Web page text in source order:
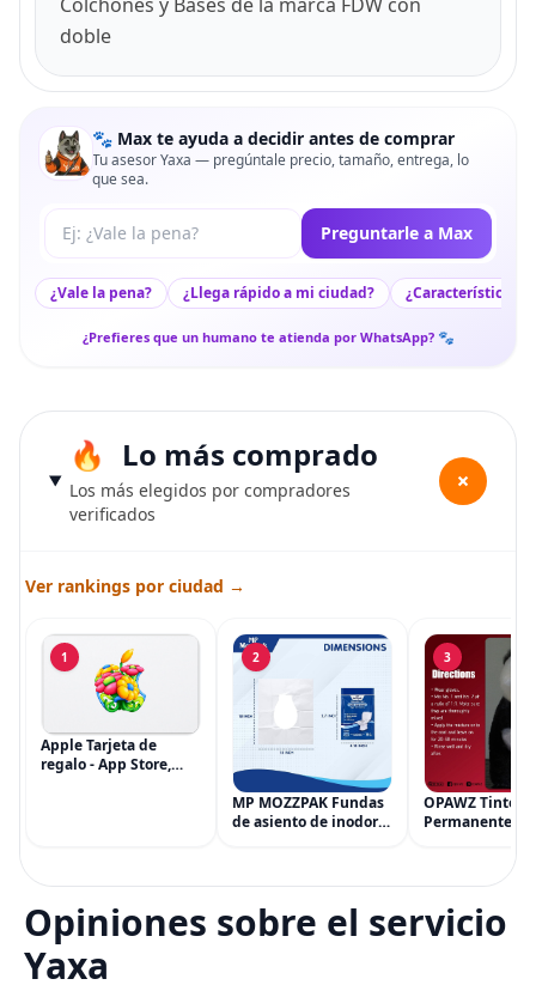
doble
🐾 Max te ayuda a decidir antes de comprar
Tu asesor Yaxa — pregúntale precio, tamaño, entrega, lo
que sea.
Tu pregunta a Max Preguntarle a Max
¿Vale la pena? ¿Llega rápido a mi ciudad? ¿Características
¿Prefieres que un humano te atienda por WhatsApp? 🐾
Lo más comprado
Los más elegidos por compradores
verificados
+
Ver rankings por ciudad →
1
Apple Tarjeta de
regalo - App Store,
2
MP MOZZPAK Fundas
de asiento de inodoro
para entrenamiento
3
OPAWZ Tinte
Permanente
Tinte para
Peluquería
una Década,
Opiniones sobre el servicio
Yaxa